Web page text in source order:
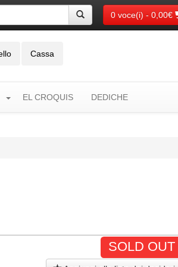
0 voce(i) - 0,00€
Cassa
EL CROQUIS DEDICHE
SOLD OUT